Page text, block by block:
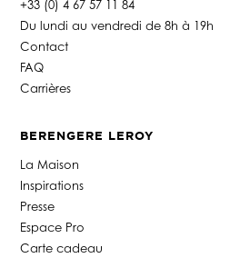
+33 (0) 4 67 57 11 84
Du lundi au vendredi de 8h à 19h
Contact
FAQ
Carrières
BERENGERE LEROY
La Maison
Inspirations
Presse
Espace Pro
Carte cadeau